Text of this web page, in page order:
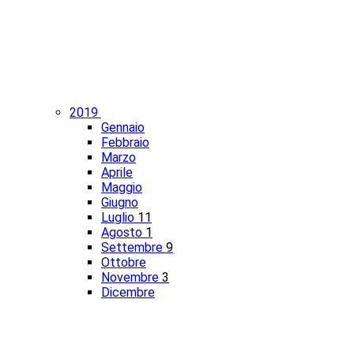
2019
Gennaio
Febbraio
Marzo
Aprile
Maggio
Giugno
Luglio 11
Agosto 1
Settembre 9
Ottobre
Novembre 3
Dicembre